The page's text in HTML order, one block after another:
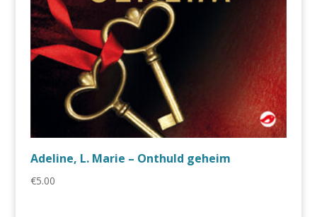
Adeline, L. Marie – Onthuld geheim
€5.00